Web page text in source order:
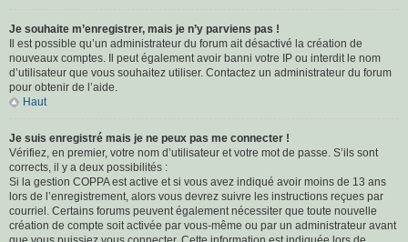
Je souhaite m’enregistrer, mais je n’y parviens pas !
Il est possible qu’un administrateur du forum ait désactivé la création de
nouveaux comptes. Il peut également avoir banni votre IP ou interdit le nom
d’utilisateur que vous souhaitez utiliser. Contactez un administrateur du forum
pour obtenir de l’aide.
Haut
Je suis enregistré mais je ne peux pas me connecter !
Vérifiez, en premier, votre nom d’utilisateur et votre mot de passe. S’ils sont
corrects, il y a deux possibilités :
Si la gestion COPPA est active et si vous avez indiqué avoir moins de 13 ans
lors de l’enregistrement, alors vous devrez suivre les instructions reçues par
courriel. Certains forums peuvent également nécessiter que toute nouvelle
création de compte soit activée par vous-même ou par un administrateur avant